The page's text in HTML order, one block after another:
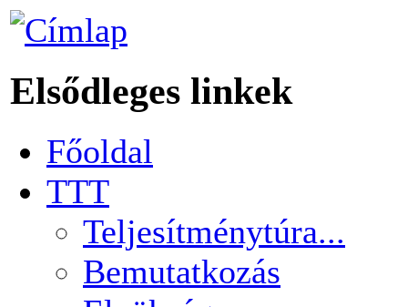
Elsődleges linkek
Főoldal
TTT
Teljesítménytúra...
Bemutatkozás